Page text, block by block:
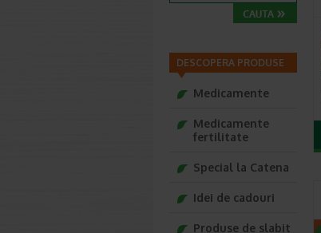
DESCOPERA PRODUSE
Medicamente
Medicamente
fertilitate
Special la Catena
Idei de cadouri
Produse de slabit